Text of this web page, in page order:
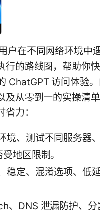
户在不同网络环境中
行的路线图，帮助你
ChatGPT 访问体验。
及从零到一的实操清
力：
境、测试不同服务器
地区限制。
稳定、混淆选项、低
、DNS 泄漏防护、分